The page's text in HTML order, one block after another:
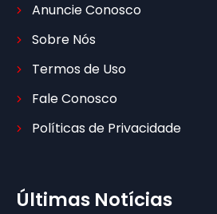
Anuncie Conosco
Sobre Nós
Termos de Uso
Fale Conosco
Políticas de Privacidade
Últimas Notícias